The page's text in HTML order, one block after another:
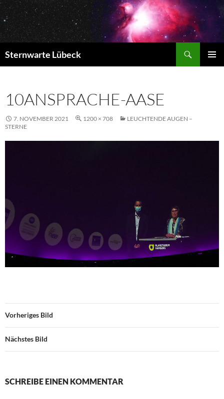
Zum
Inhalt
springen
Sternwarte Lübeck
10ANSPRACHE-AASE
7. NOVEMBER 2021 1200 × 708
LEUCHTENDE AUGEN –
STERNE
Vorheriges Bild
Nächstes Bild
SCHREIBE EINEN KOMMENTAR